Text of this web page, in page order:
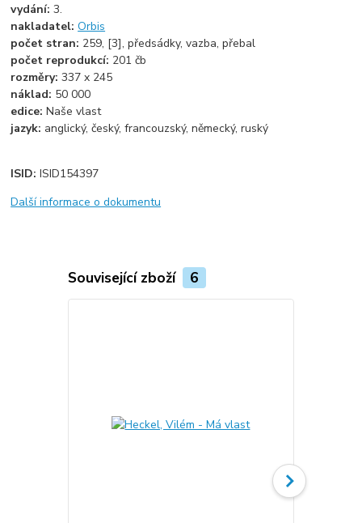
vydání:3.
nakladatel:Orbis
počet stran: 259, [3], předsádky, vazba, přebal
počet reprodukcí: 201 čb
rozměry:337 x 245
náklad: 50 000
edice:Naše vlast
jazyk: anglický, český, francouzský, německý, ruský
ISID:ISID154397
Další informace o dokumentu
Související zboží 6